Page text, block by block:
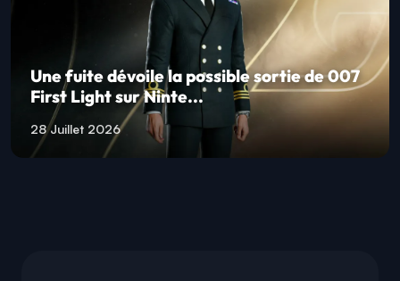
Une fuite dévoile la possible sortie de 007
First Light sur Ninte...
28 Juillet 2026